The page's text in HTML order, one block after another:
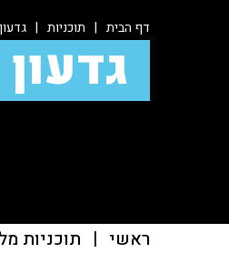
דף הבית | תוכניות |
ראשי | תוכניות